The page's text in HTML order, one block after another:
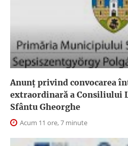
Anunţ privind convocarea
extraordinară a Consiliului
Sfântu Gheorghe
Acum 11 ore, 7 minute